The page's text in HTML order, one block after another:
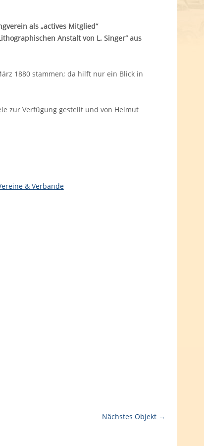
als „actives Mitglied“
Anstalt von L. Singer“ aus
1880 stammen; da hilft nur ein Blick in
zur Verfügung gestellt und von Helmut
& Verbände
Nächstes Objekt →